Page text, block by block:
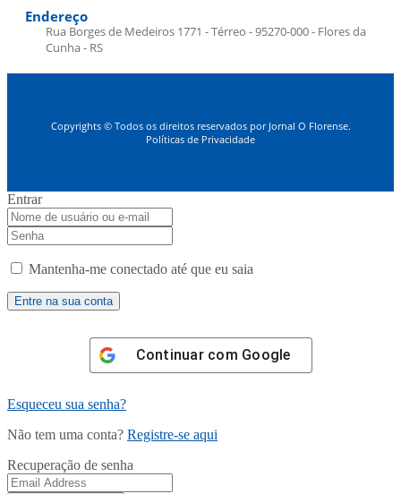
Endereço
Rua Borges de Medeiros 1771 - Térreo - 95270-000 - Flores da
Cunha - RS
Copyrights © Todos os direitos reservados por Jornal O Florense.
Políticas de Privacidade
Entrar
Mantenha-me conectado até que eu saia
Continuar com Google
Esqueceu sua senha?
Não tem uma conta? Registre-se aqui
Recuperação de senha